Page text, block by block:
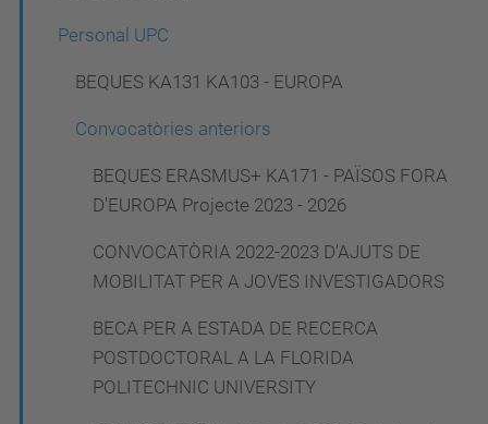
Personal UPC
BEQUES KA131 KA103 - EUROPA
Convocatòries anteriors
BEQUES ERASMUS+ KA171 - PAÏSOS FORA
D'EUROPA Projecte 2023 - 2026
CONVOCATÒRIA 2022-2023 D'AJUTS DE
MOBILITAT PER A JOVES INVESTIGADORS
BECA PER A ESTADA DE RECERCA
POSTDOCTORAL A LA FLORIDA
POLITECHNIC UNIVERSITY